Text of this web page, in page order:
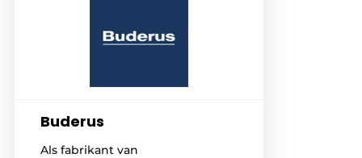
Buderus
Als fabrikant van